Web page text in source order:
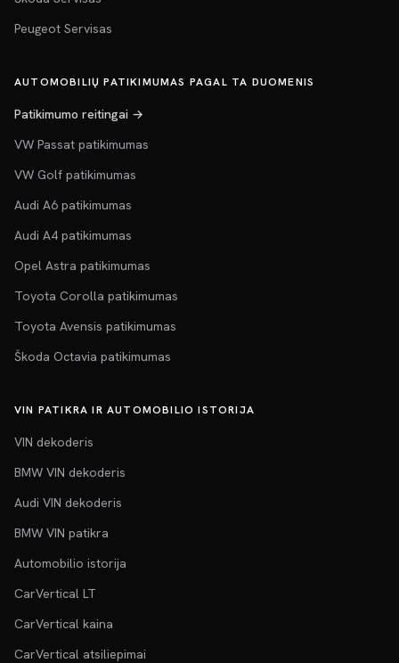
Peugeot Servisas
AUTOMOBILIŲ PATIKIMUMAS PAGAL TA DUOMENIS
Patikimumo reitingai →
VW Passat patikimumas
VW Golf patikimumas
Audi A6 patikimumas
Audi A4 patikimumas
Opel Astra patikimumas
Toyota Corolla patikimumas
Toyota Avensis patikimumas
Škoda Octavia patikimumas
VIN PATIKRA IR AUTOMOBILIO ISTORIJA
VIN dekoderis
BMW VIN dekoderis
Audi VIN dekoderis
BMW VIN patikra
Automobilio istorija
CarVertical LT
CarVertical kaina
CarVertical atsiliepimai